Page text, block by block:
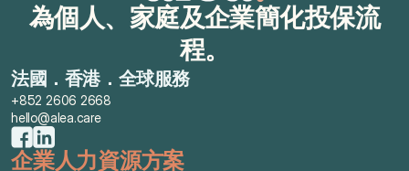
為個人、家庭及企業簡化投保流
程。
法國．香港．全球服務
+852 2606 2668
hello@alea.care
企業人力資源方案